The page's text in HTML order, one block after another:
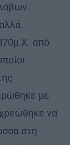
από
με
να
στη